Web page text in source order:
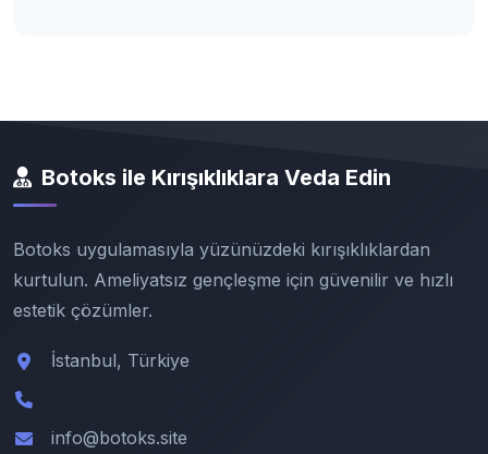
Botoks ile Kırışıklıklara Veda Edin
Botoks uygulamasıyla yüzünüzdeki kırışıklıklardan
kurtulun. Ameliyatsız gençleşme için güvenilir ve hızlı
estetik çözümler.
İstanbul, Türkiye
info@botoks.site